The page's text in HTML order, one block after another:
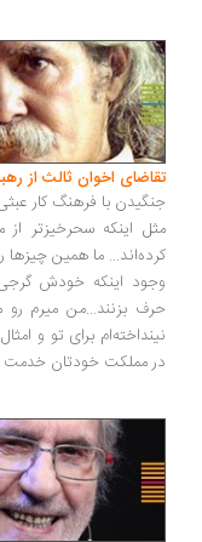
اخوان ثالث از رهبر
با فرهنگ کار عبثی است...
اینکه سحرخیزتر از ما
ما همین چیزها را
اینکه خودش گرجی
بزنند...من میرم رو
برای تو و امثال تو
مملکت خودتان خدمت کنید...